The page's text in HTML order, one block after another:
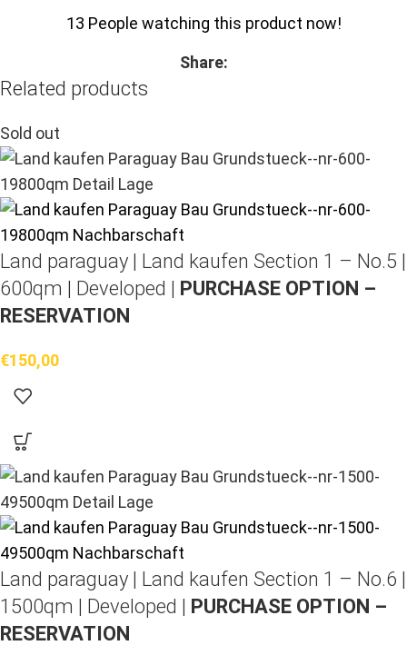
13 People watching this product now!
Share:
Related products
Sold out
Land paraguay | Land kaufen Section 1 – No.5 |
600qm | Developed |
PURCHASE OPTION –
RESERVATION
€150,00
Land paraguay | Land kaufen Section 1 – No.6 |
1500qm | Developed |
PURCHASE OPTION –
RESERVATION